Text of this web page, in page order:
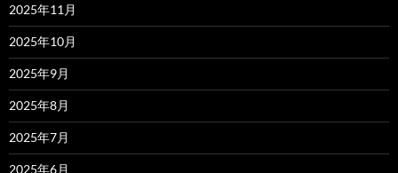
2025年11月
2025年10月
2025年9月
2025年8月
2025年7月
2025年6月